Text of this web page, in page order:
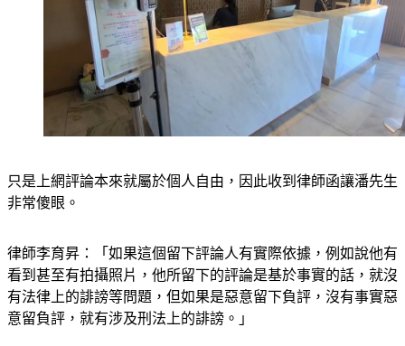
只是上網評論本來就屬於個人自由，因此收到律師函讓潘先生
非常傻眼。
律師李育昇：「如果這個留下評論人有實際依據，例如說他有
看到甚至有拍攝照片，他所留下的評論是基於事實的話，就沒
有法律上的誹謗等問題，但如果是惡意留下負評，沒有事實惡
意留負評，就有涉及刑法上的誹謗。」